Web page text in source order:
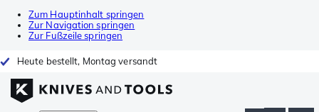
Zum Hauptinhalt springen
Zur Navigation springen
Zur Fußzeile springen
Heute bestellt, Montag versandt